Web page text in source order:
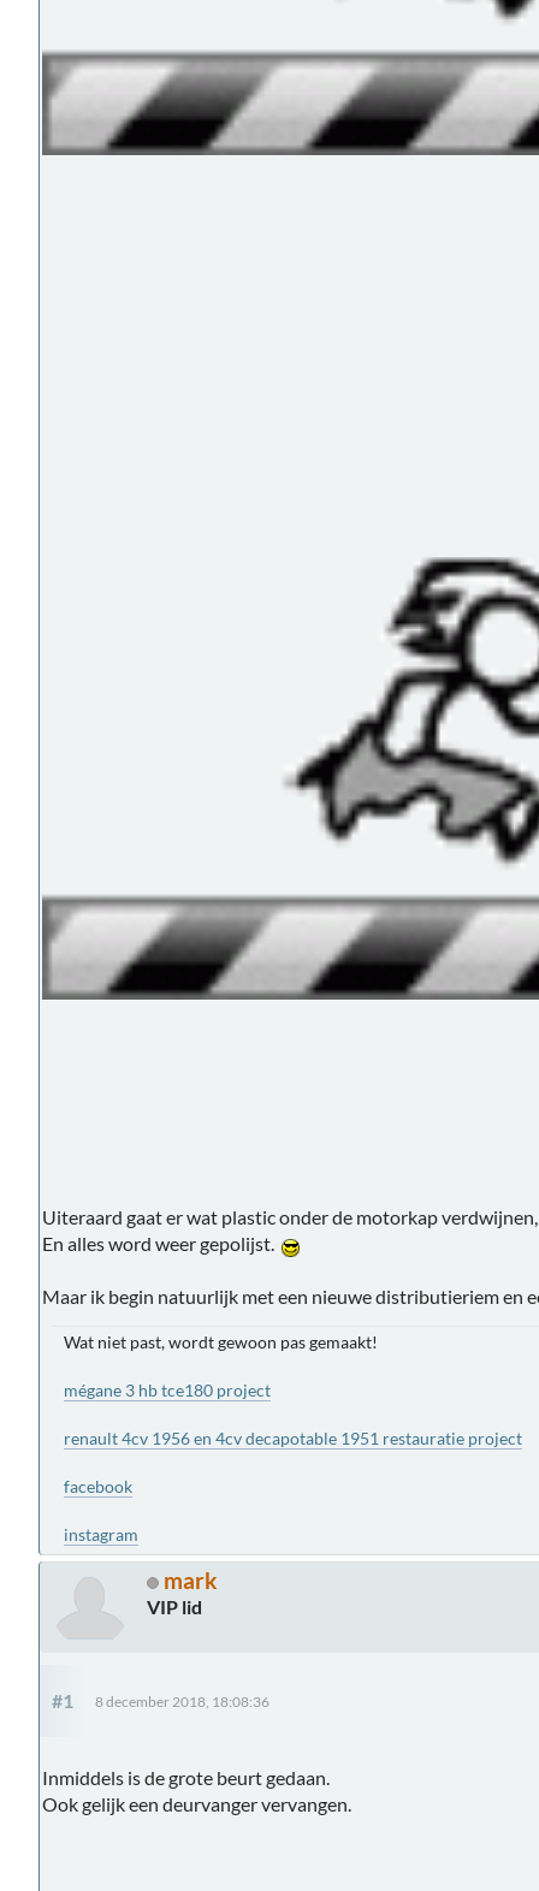
Uiteraard gaat er wat plastic onder de motorkap verdwijnen,
En alles word weer gepolijst.
Maar ik begin natuurlijk met een nieuwe distributieriem en
Wat niet past, wordt gewoon pas gemaakt!
mégane 3 hb tce180 project
renault 4cv 1956 en 4cv decapotable 1951 restauratie project
facebook
instagram
mark
VIP lid
#1 8 december 2018, 18:08:36
Inmiddels is de grote beurt gedaan.
Ook gelijk een deurvanger vervangen.